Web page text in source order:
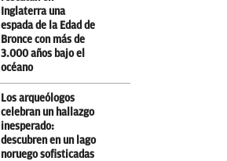
Inglaterra una
espada de la Edad de
Bronce con más de
3.000 años bajo el
océano
Los arqueólogos
celebran un hallazgo
inesperado:
descubren en un lago
noruego sofisticadas